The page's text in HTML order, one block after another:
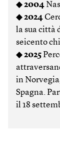
◆2004
◆2024
la sua città
seicento
◆2025
in
Spagna.
il 18